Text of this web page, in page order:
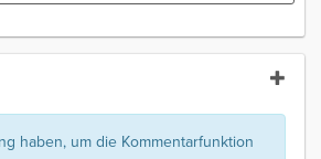
haben, um die Kommentarfunktion